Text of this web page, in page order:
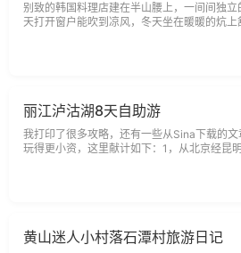
别致的韩国料理店建在半山腰上，一间间独
天打开窗户能吹到凉风，冬天坐在暖暖的炕
丽江泸沽湖8天自助游
我打印了很多攻略，还有一些从Sina下载的
玩得更小资，这里献计如下：1，从北京经昆
黄山迷人小村落石潭村旅游日记